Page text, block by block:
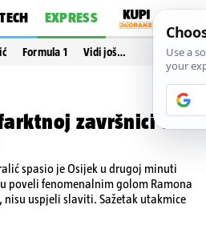
EXPRESS
Formula 1 Vidi još…
završnici uzeo
spasio je Osijek u drugoj minuti
poveli fenomenalnim golom Ramona
nisu uspjeli slaviti. Sažetak utakmice